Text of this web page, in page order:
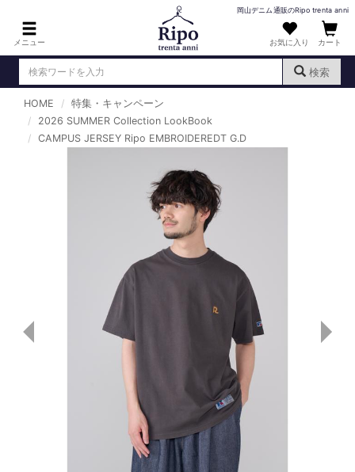
メニュー
岡山デニム通販のRipo trenta anni
お気に入り カート
検索
ログイン （新規会員登録）
T-SHIRT : Tシャツ
KNIT : ニット
SHIRT : シャツ
LADIES : レディース
PANTS/SKIRT : パンツ・スカート
HOME
特集・キャンペーン
2026 SUMMER Collection LookBook
CAMPUS JERSEY Ripo EMBROIDEREDT G.D